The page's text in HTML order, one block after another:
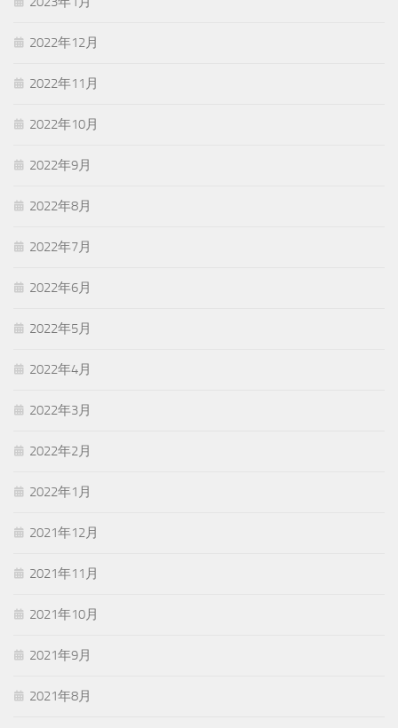
2022年12月
2022年11月
2022年10月
2022年9月
2022年8月
2022年7月
2022年6月
2022年5月
2022年4月
2022年3月
2022年2月
2022年1月
2021年12月
2021年11月
2021年10月
2021年9月
2021年8月